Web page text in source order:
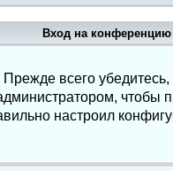
Вход на конференцию
всего
чтобы
настроил